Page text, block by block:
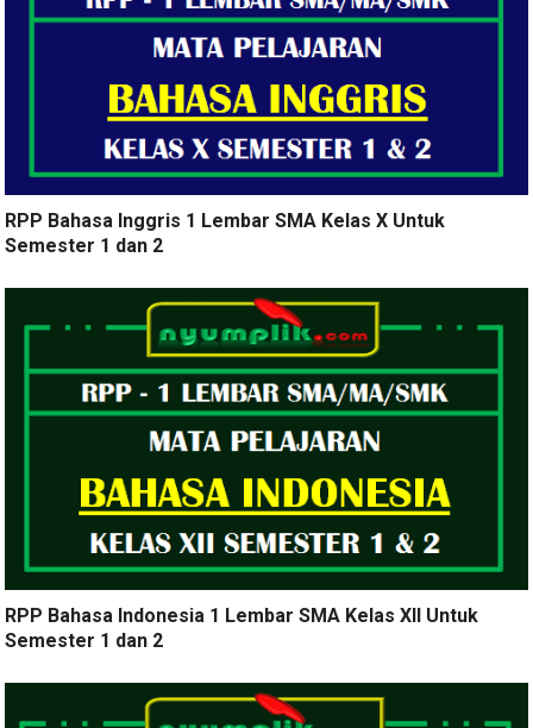
RPP Bahasa Inggris 1 Lembar SMA Kelas X Untuk
Semester 1 dan 2
RPP Bahasa Indonesia 1 Lembar SMA Kelas XII Untuk
Semester 1 dan 2